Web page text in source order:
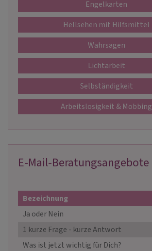
Engelkarten
Hellsehen mit Hilfsmittel
Wahrsagen
Lichtarbeit
Selbständigkeit
Arbeitslosigkeit & Mobbing
E-Mail-Beratungsangebote
Bezeichnung
Ja oder Nein
1 kurze Frage - kurze Antwort
Was ist jetzt wichtig für Dich?